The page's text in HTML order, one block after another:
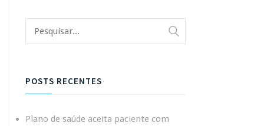
POSTS RECENTES
Plano de saúde aceita paciente com